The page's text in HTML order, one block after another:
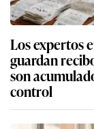
Los expertos
guardan
son
control